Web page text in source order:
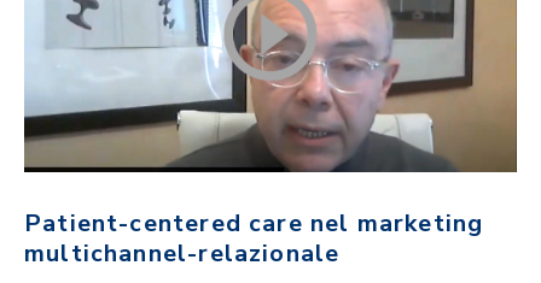
Patient-centered care nel marketing
multichannel-relazionale